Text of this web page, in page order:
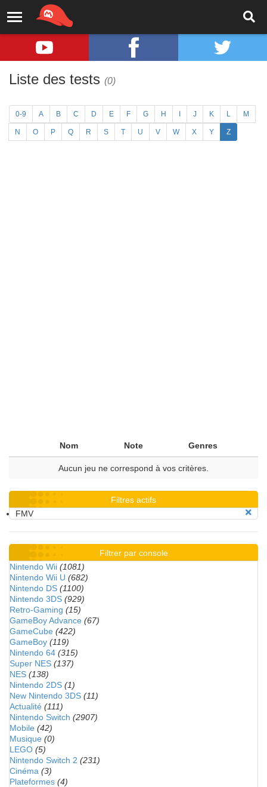
Liste des tests (0)
0-9 A B C D E F G H J K L M
N O P Q R S T U V W X Y Z
Nom Note Genres
Aucun jeu ne correspond à vos critères.
Filtres actifs
FMV
Filtrer par console
Nintendo Wii (1081)
Nintendo Wii U (682)
Nintendo DS (1100)
Nintendo 3DS (929)
Retro-Gaming (15)
GameBoy Advance (67)
GameCube (422)
GameBoy (119)
Nintendo 64 (315)
Super NES (137)
NES (138)
Nintendo 2DS (1)
New Nintendo 3DS (11)
Actualité (111)
Nintendo Switch (2907)
Mobile (42)
Musique (0)
LEGO (5)
Nintendo Switch 2 (231)
Cinéma (3)
Plateformes (4)